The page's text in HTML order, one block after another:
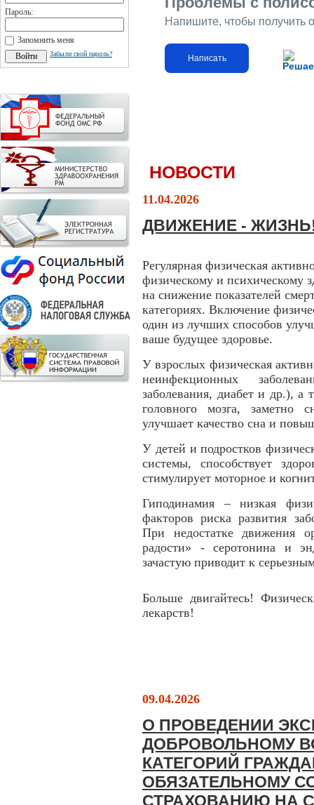
Пароль:
Запомнить меня
Забыли свой пароль?
Напишите, чтобы получить
Написать
НОВОСТИ
11.04.2026
ДВИЖЕНИЕ -
Регулярная физическая
физическому и психическому
на снижение показателей
категориях. Включение
один из лучших способов
ваше будущее здоровье.
У взрослых физическая
неинфекционных
заболевания, диабет и др.), а
головного мозга, заметно
улучшает качество сна и
У детей и подростков
системы, способствует
стимулирует моторное и
Гиподинамия – низкая
факторов риска развития
При недостатке движения
радости» - серотонина и
зачастую приводит к
Больше двигайтесь!
лекарств!
09.04.2026
О ПРОВЕДЕНИИ
ДОБРОВОЛЬНОМУ
КАТЕГОРИЙ
ОБЯЗАТЕЛЬНОМУ
СТРАХОВАНИЮ НА